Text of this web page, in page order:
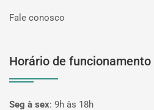
Fale conosco
Horário de funcionamento
Seg à sex: 9h às 18h